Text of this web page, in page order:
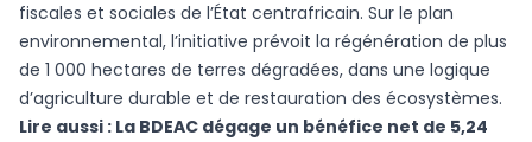
fiscales et sociales de l’État centrafricain. Sur le plan
environnemental, l’initiative prévoit la régénération de plus
de 1 000 hectares de terres dégradées, dans une logique
d’agriculture durable et de restauration des écosystèmes.
Lire aussi : La BDEAC dégage un bénéfice net de 5,24